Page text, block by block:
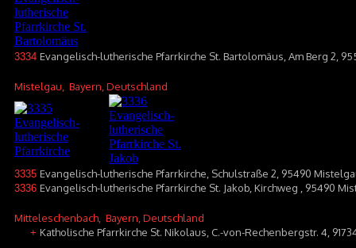
3334 Evangelisch-lutherische Pfarrkirche St. Bartolomäus, Am Berg 2,
Mistelgau , Bayern, Deutschland
3335 Evangelisch-lutherische Pfarrkirche, Schulstraße 2, 95490
3336 Evangelisch-lutherische Pfarrkirche St. Jakob, Kirchweg , 95490
Mitteleschenbach , Bayern, Deutschland
+ Katholische Pfarrkirche St. Nikolaus, C.-von-Rechenbergstr. 4,